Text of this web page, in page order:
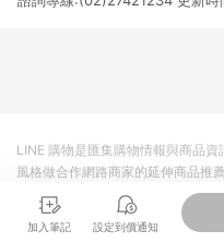
加入筆記 設定到價通知
LINE 購物是匯集購物情報與商品
風格做合作網路商家的延伸商品推
商品至各合作網路商家，確認現
準。